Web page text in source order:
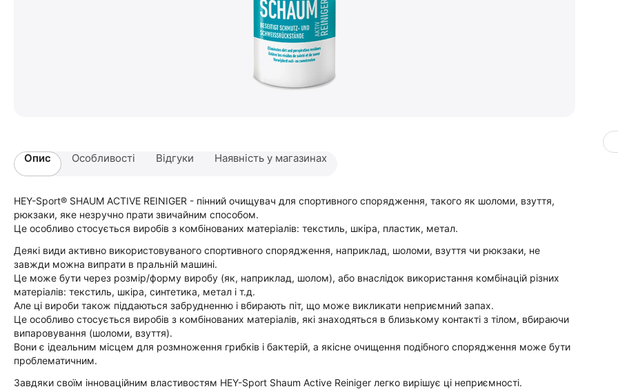
Опис Особливості Відгуки Наявність у магазинах
HEY-Sport® SHAUM ACTIVE REINIGER - пінний очищувач для спортивного спорядження, такого як шоломи, взуття,
рюкзаки, яке незручно прати звичайним способом.
Це особливо стосується виробів з комбінованих матеріалів: текстиль, шкіра, пластик, метал.
Деякі види активно використовуваного спортивного спорядження, наприклад, шоломи, взуття чи рюкзаки, не
завжди можна випрати в пральній машині.
Це може бути через розмір/форму виробу (як, наприклад, шолом), або внаслідок використання комбінацій різних
матеріалів: текстиль, шкіра, синтетика, метал і т.д.
Але ці вироби також піддаються забрудненню і вбирають піт, що може викликати неприємний запах.
Це особливо стосується виробів з комбінованих матеріалів, які знаходяться в близькому контакті з тілом, вбираючи
випаровування (шоломи, взуття).
Вони є ідеальним місцем для розмноження грибків і бактерій, а якісне очищення подібного спорядження може бути
проблематичним.
Завдяки своїм інноваційним властивостям HEY-Sport Shaum Active Reiniger легко вирішує ці неприємності.